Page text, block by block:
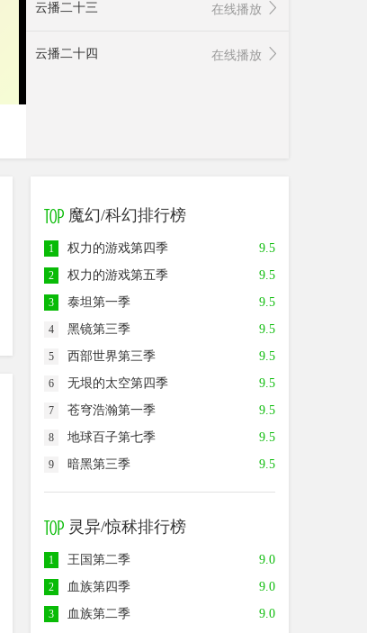
在线播放
云播二十三
在线播放
云播二十四
第5集
魔幻/科幻排行榜
9.5
1
权力的游戏第四季
9.5
2
权力的游戏第五季
9.5
3
泰坦第一季
9.5
4
黑镜第三季
9.5
5
西部世界第三季
9.5
6
无垠的太空第四季
9.5
7
苍穹浩瀚第一季
9.5
8
地球百子第七季
9.5
9 暗黑第三季
灵异/惊秫排行榜
9.0
1
王国第二季
9.0
2
血族第四季
9.0
3
血族第二季